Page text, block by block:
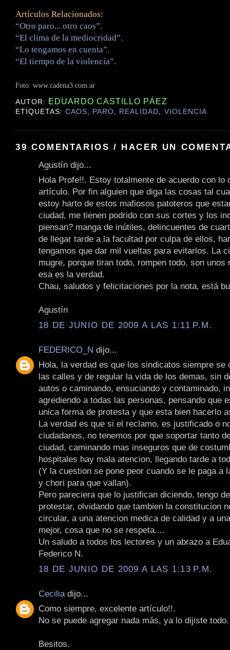
Artículos Relacionados:
“Otro paro... otro caos”.
“El clima de la mediocridad”.
“Lo tengamos en cuenta”.
“El tiempo de la violencia”.
Foto: www.cadena3.com.ar
AUTOR: EDUARDO CASTILLO PÁEZ
ETIQUETAS:CAOS, PARO, REALIDAD, VIOLENCIA
39 COMENTARIOS / HACER UN
Agustín dijo...
Hola Profe!!. Estoy totalmente de acuerdo con lo
artículo. Por fin alguien que diga las cosas tal
estoy harto de estos mafiosos patoteros que
ciudad, me tienen podrido con sus cortes y los
piensan? manga de inútiles, delincuentes de
de llegar tarde a la facultad por culpa de ellos,
tengamos que dar mil vueltas para evitarlos. La
mugre, porque tiran todo, rompen todo, son unos
esa es la verdad.
Chau, saludos y felicitaciones por la nota, está
Agustín
18 DE JUNIO DE 2009 A LAS 1:11 P.M.
FEDERICO_N dijo...
Hola, la verdad es que los sindicatos siempre se
las calles y de regular la vida de los demas, sin
autos o caminando, ensuciando y contaminado,
agrediendo a todas las personas, pensando que
unica forma de protesta y que esta bien hacerlo
La verdad es que si el reclamo, es justificado o
ciudadanos, no tenemos por que soportar tanto
ciudad, caminando mas inseguros que de
hospitales hay mala atencion, llegando tarde a
(Y la cuestion se pone peor cuando se le paga a
y chori para que vallan).
Pero pareciera que lo justifican diciendo, tengo
protestar, olvidando que tambien la constitucion
circular, a una atencion medica de calidad y a
mejor, cosa que no se respeta....
Un saludo a todos los lectores y un abrazo a
Federico N.
18 DE JUNIO DE 2009 A LAS 1:13 P.M.
Cecilia dijo...
Como siempre, excelente artículo!!.
No se puede agregar nada más, ya lo dijiste todo.
Besitos.